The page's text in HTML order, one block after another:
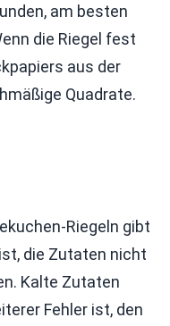
am besten
die Riegel fest
aus der
Quadrate.
Riegeln gibt
die Zutaten nicht
Kalte Zutaten
Fehler ist, den